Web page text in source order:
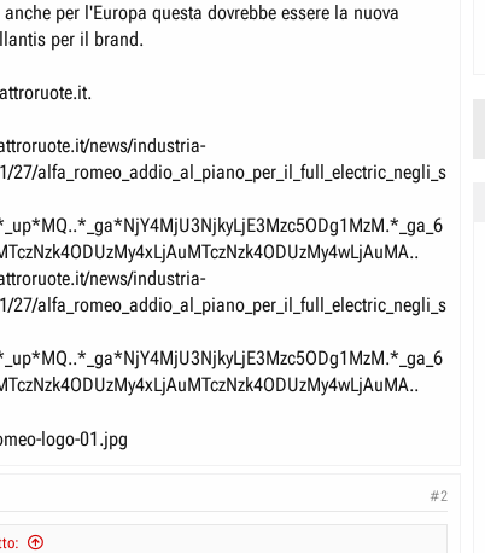
per l'Europa questa dovrebbe essere la nuova
per il brand.
news/industria-
27/alfa_romeo_addio_al_piano_per_il_full_electric_negli_s
news/industria-
27/alfa_romeo_addio_al_piano_per_il_full_electric_negli_s
#2